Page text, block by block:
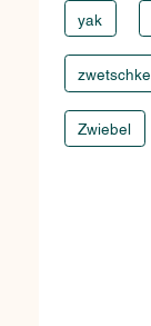
yak
zwetschke
Zwiebel